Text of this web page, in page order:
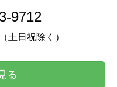
9712
土日祝除く）
る